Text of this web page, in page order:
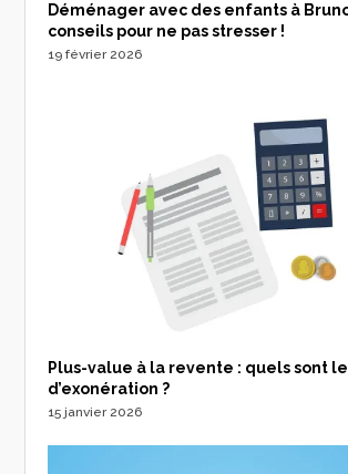
Déménager avec des enfants à
conseils pour ne pas stresser !
19 février 2026
Plus-value à la revente : quels sont
d’exonération ?
15 janvier 2026